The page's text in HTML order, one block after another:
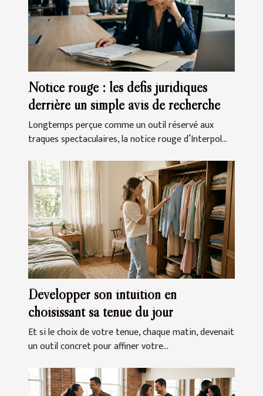
Notice rouge : les défis juridiques
derrière un simple avis de recherche
Longtemps perçue comme un outil réservé aux
traques spectaculaires, la notice rouge d’Interpol...
Développer son intuition en
choisissant sa tenue du jour
Et si le choix de votre tenue, chaque matin, devenait
un outil concret pour affiner votre...